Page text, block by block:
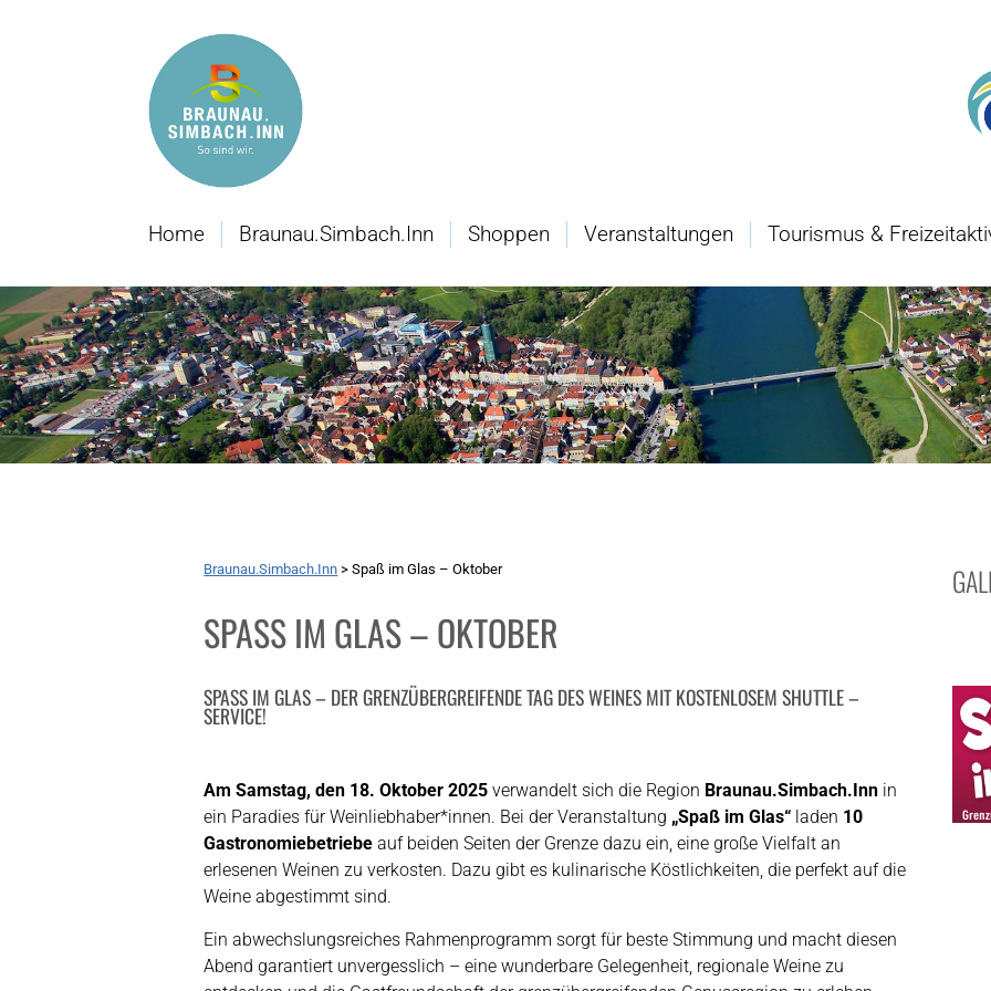
Home Braunau.Simbach.Inn Shoppen Veranstaltungen Tourismus &
Braunau.Simbach.Inn >Spaß im Glas – Oktober
SPASS IM GLAS – OKTOBER
SPASS IM GLAS – DER GRENZÜBERGREIFENDE TAG DES WEINES MIT KOSTENLOSEM SHUTTLE –
SERVICE!
Am Samstag, den 18. Oktober 2025 verwandelt sich die Region Braunau.Simbach.Inn in
ein Paradies für Weinliebhaber*innen. Bei der Veranstaltung „Spaß im Glas“ laden 10
Gastronomiebetriebe auf beiden Seiten der Grenze dazu ein, eine große Vielfalt an
erlesenen Weinen zu verkosten. Dazu gibt es kulinarische Köstlichkeiten, die perfekt auf die
Weine abgestimmt sind.
Ein abwechslungsreiches Rahmenprogramm sorgt für beste Stimmung und macht diesen
Abend garantiert unvergesslich – eine wunderbare Gelegenheit, regionale Weine zu